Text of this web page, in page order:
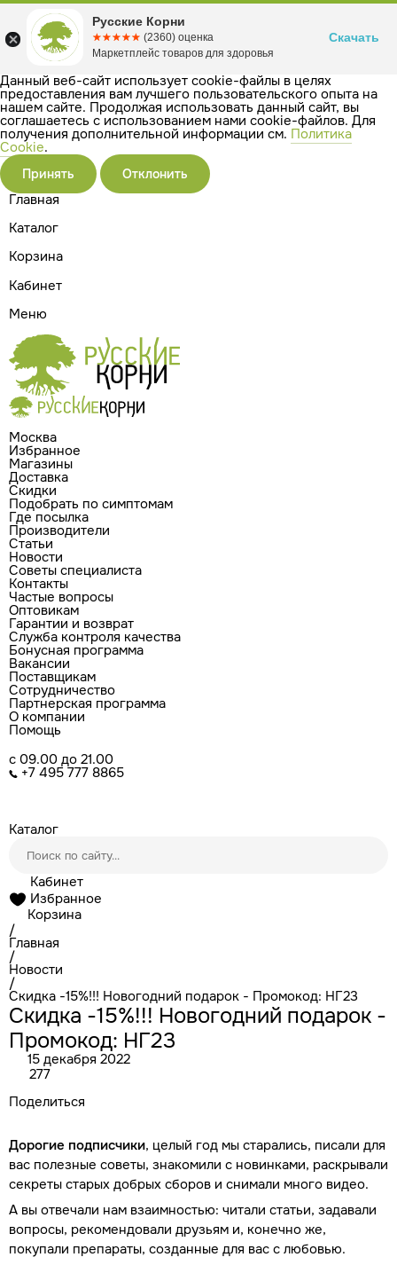
Данный веб-сайт использует cookie-файлы в целях
предоставления вам лучшего пользовательского опыта на
нашем сайте. Продолжая использовать данный сайт, вы
соглашаетесь с использованием нами cookie-файлов. Для
получения дополнительной информации см. Политика
Cookie.
Принять Отклонить
Главная
Каталог
Корзина
Кабинет
Меню
Москва
Избранное
Магазины
Доставка
Скидки
Подобрать по симптомам
Где посылка
Производители
Статьи
Новости
Советы специалиста
Контакты
Частые вопросы
Оптовикам
Гарантии и возврат
Служба контроля качества
Бонусная программа
Вакансии
Поставщикам
Сотрудничество
Партнерская программа
О компании
Помощь
с 09.00 до 21.00
+7 495 777 8865
Каталог
Кабинет
Избранное
Корзина
/
Главная
/
Новости
/
Скидка -15%!!! Новогодний подарок - Промокод: НГ23
Скидка -15%!!! Новогодний подарок -
Промокод: НГ23
15 декабря 2022
277
Поделиться
Дорогие подписчики, целый год мы старались, писали для
вас полезные советы, знакомили с новинками, раскрывали
секреты старых добрых сборов и снимали много видео.
А вы отвечали нам взаимностью: читали статьи, задавали
вопросы, рекомендовали друзьям и, конечно же,
покупали препараты, созданные для вас с любовью.
Русские Корни
☆☆☆☆☆
★★★★★ (2360) оценка
Маркетплейс товаров для здоровья
Скачать